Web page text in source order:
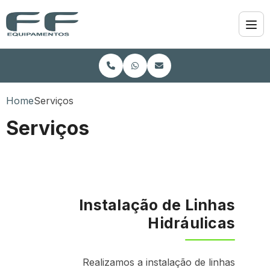
HomeServiços
Serviços
Instalação de Linhas
Hidráulicas
Realizamos a instalação de linhas